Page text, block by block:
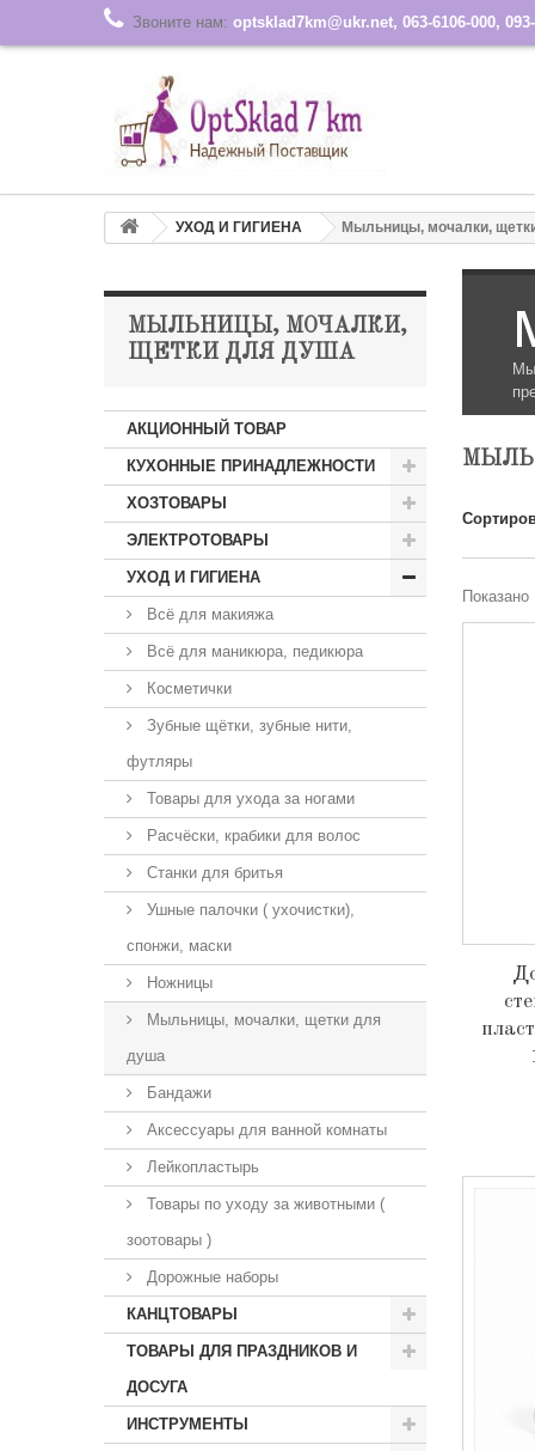
Звоните нам: optsklad7km@ukr.net, 063-6106-000,
УХОД И ГИГИЕНА Мыльницы, мочалки,
МЫЛЬНИЦЫ, МОЧАЛКИ,
ЩЕТКИ ДЛЯ ДУША
АКЦИОННЫЙ ТОВАР
КУХОННЫЕ ПРИНАДЛЕЖНОСТИ
ХОЗТОВАРЫ
ЭЛЕКТРОТОВАРЫ
УХОД И ГИГИЕНА
Всё для макияжа
Всё для маникюра, педикюра
Косметички
Зубные щётки, зубные нити,
футляры
Товары для ухода за ногами
Расчёски, крабики для волос
Станки для бритья
Ушные палочки ( ухочистки),
спонжи, маски
Ножницы
Мыльницы, мочалки, щетки для
душа
Бандажи
Аксессуары для ванной комнаты
Лейкопластырь
Товары по уходу за животными (
зоотовары )
Дорожные наборы
КАНЦТОВАРЫ
ТОВАРЫ ДЛЯ ПРАЗДНИКОВ И
ДОСУГА
ИНСТРУМЕНТЫ